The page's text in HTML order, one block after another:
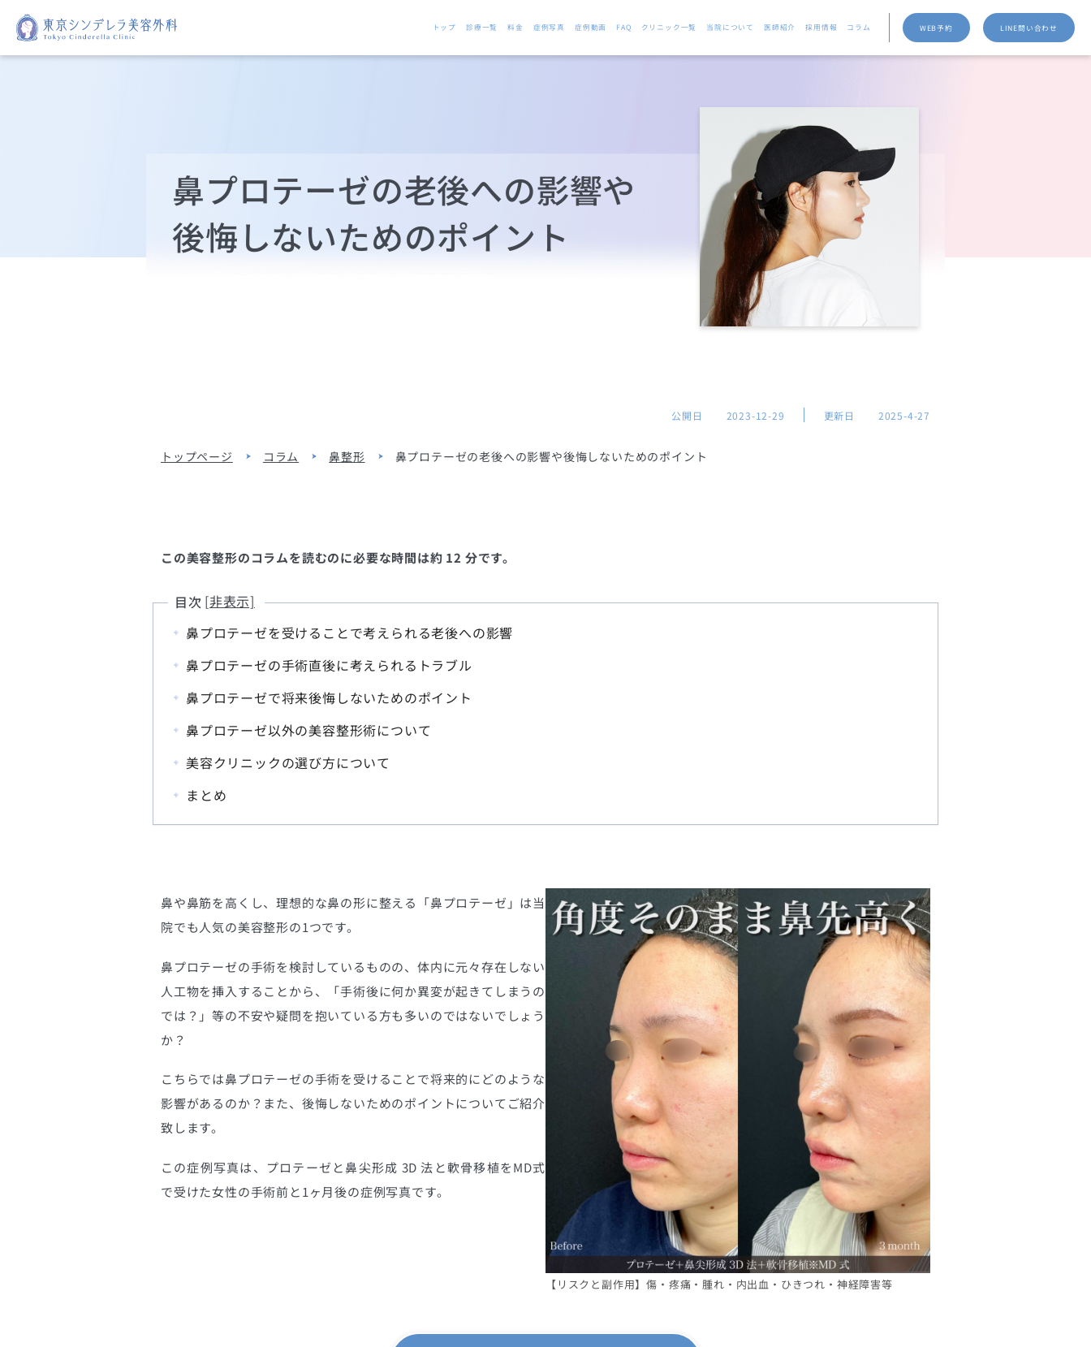
トップ 診療一覧 料金 症例写真 症例動画 FAQ クリニック一覧 当院について 医師紹介 採用情報 コラム WEB予約 LINE問い合わせ
鼻プロテーゼの老後への影響や
後悔しないためのポイント
公開日 2023-12-29 更新日 2025-4-27
トップページ コラム 鼻整形 鼻プロテーゼの老後への影響や後悔しないためのポイント
この美容整形のコラムを読むのに必要な時間は約 12 分です。
目次
鼻プロテーゼを受けることで考えられる老後への影響
鼻プロテーゼの手術直後に考えられるトラブル
鼻プロテーゼで将来後悔しないためのポイント
鼻プロテーゼ以外の美容整形術について
美容クリニックの選び方について
まとめ
鼻や鼻筋を高くし、理想的な鼻の形に整える「鼻プロテーゼ」は当
院でも人気の美容整形の1つです。
鼻プロテーゼの手術を検討しているものの、体内に元々存在しない
人工物を挿入することから、「手術後に何か異変が起きてしまうの
では？」等の不安や疑問を抱いている方も多いのではないでしょう
か？
こちらでは鼻プロテーゼの手術を受けることで将来的にどのような
影響があるのか？また、後悔しないためのポイントについてご紹介
致します。
この症例写真は、プロテーゼと鼻尖形成 3D 法と軟骨移植をMD式
で受けた女性の手術前と1ヶ月後の症例写真です。
【リスクと副作用】傷・疼痛・腫れ・内出血・ひきつれ・神経障害等